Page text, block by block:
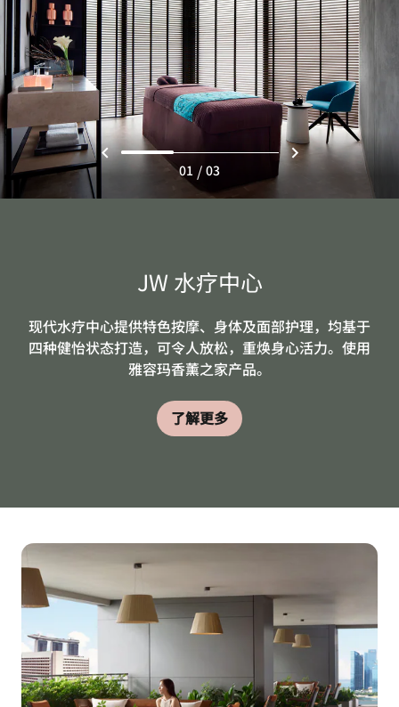
JW 水疗中心
现代水疗中心提供特色按摩、身体及面部护理，均基于
四种健怡状态打造，可令人放松，重焕身心活力。使用
雅容玛香薰之家产品。
了解更多
01 / 03